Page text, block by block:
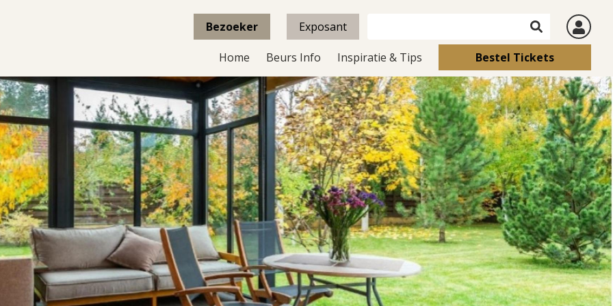
Bezoeker Exposant
Home Beurs Info Inspiratie & Tips Bestel Tickets